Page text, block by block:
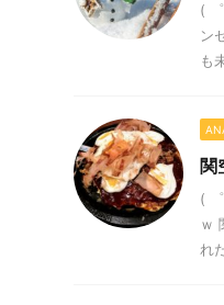
(
ン
も
関
(
ｗ
れ